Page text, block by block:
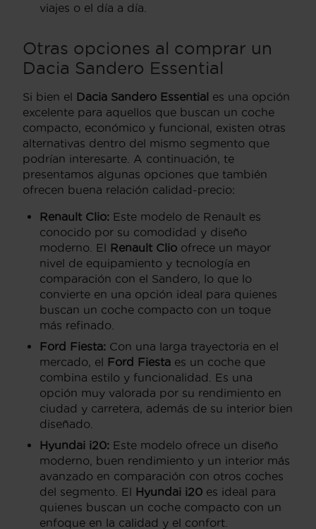
viajes o el día a día.
Otras opciones al comprar un
Dacia Sandero Essential
Si bien el Dacia Sandero Essential es una opción
excelente para aquellos que buscan un coche
compacto, económico y funcional, existen otras
alternativas dentro del mismo segmento que
podrían interesarte. A continuación, te
presentamos algunas opciones que también
ofrecen buena relación calidad-precio:
Renault Clio: Este modelo de Renault es
conocido por su comodidad y diseño
moderno. El Renault Clio ofrece un mayor
nivel de equipamiento y tecnología en
comparación con el Sandero, lo que lo
convierte en una opción ideal para quienes
buscan un coche compacto con un toque
más refinado.
Ford Fiesta: Con una larga trayectoria en el
mercado, el Ford Fiesta es un coche que
combina estilo y funcionalidad. Es una
opción muy valorada por su rendimiento en
ciudad y carretera, además de su interior bien
diseñado.
Hyundai i20: Este modelo ofrece un diseño
moderno, buen rendimiento y un interior más
avanzado en comparación con otros coches
del segmento. El Hyundai i20 es ideal para
quienes buscan un coche compacto con un
enfoque en la calidad y el confort.